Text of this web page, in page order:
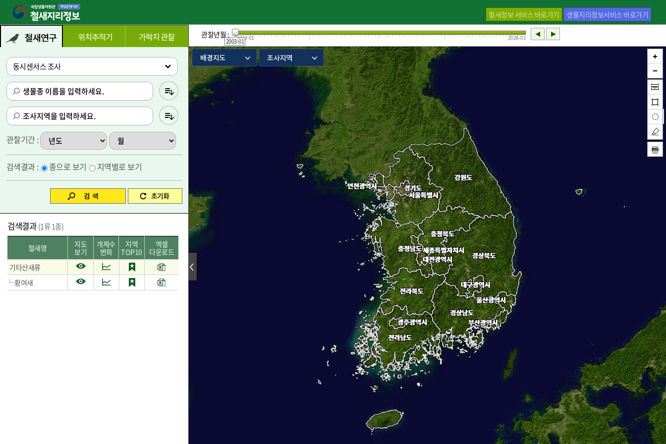
철새정보 서비스 바로가기 생물지리정보서비스 바로가기
동시센서스 조사
관찰기간 :
검색결과 : 종으로 보기 지역별로 보기
검색결과(1류 1종)
검색결과 리스트
철새명
지도
보기
개체수
변화
지역
TOP10
엑셀
다운로드
기타산새류
황여새
관찰년월 : 2003-01 2026-01
2003-01